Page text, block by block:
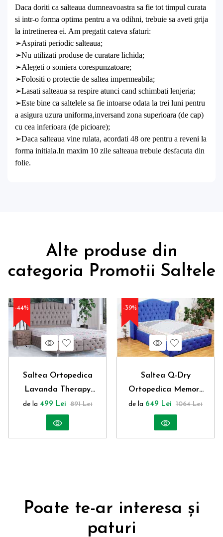
Daca doriti ca salteaua dumneavoastra sa fie tot timpul curata
si intr-o forma optima pentru a va odihni, trebuie sa aveti grija
la intretinerea ei. Am pregatit cateva sfaturi:
➢Aspirati periodic salteaua;
➢Nu utilizati produse de curatare lichida;
➢Alegeti o somiera corespunzatoare;
➢Folositi o protectie de saltea impermeabila;
➢Lasati salteaua sa respire atunci cand schimbati lenjeria;
➢Este bine ca saltelele sa fie intoarse odata la trei luni pentru
a asigura uzura uniforma,inversand zona superioara (de cap)
cu cea inferioara (de picioare);
➢Daca salteaua vine rulata, acordati 48 ore pentru a reveni la
forma initiala.In maxim 10 zile salteaua trebuie desfacuta din
folie.
Alte produse din
categoria Promotii Saltele
-44%
Vezi produs
Wishlist
Saltea Ortopedica
Lavanda Therapy
MemoryFoam 14+3 cm,
Material antistatic
de la 499 Lei 891 Lei
-39%
Vezi produs
Wishlist
Saltea Q-Dry
Ortopedica Memory
14+5 cm
de la 649 Lei 1064 Lei
Poate te-ar interesa și
paturi